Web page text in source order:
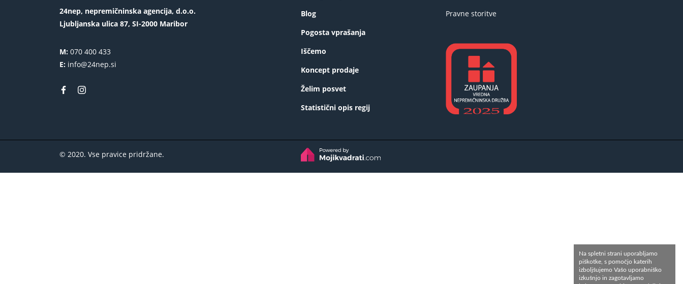
24nep, nepremičninska agencija, d.o.o.
Ljubljanska ulica 87, SI-2000 Maribor
M: 070 400 433
E: info@24nep.si
Blog
Pogosta vprašanja
Iščemo
Koncept prodaje
Želim posvet
Statistični opis regij
Pravne storitve
© 2020. Vse pravice pridržane.
Na spletni strani uporabljamo
piškotke, s pomočjo katerih
izboljšujemo Vašo uporabniško
izkušnjo in zagotavljamo